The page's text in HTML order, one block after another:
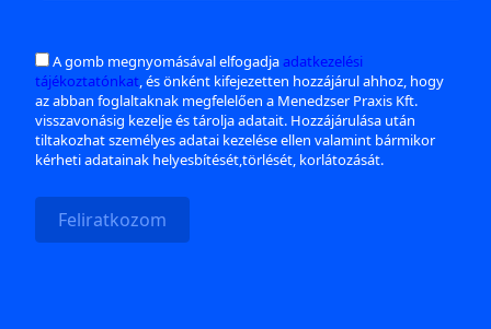
A gomb megnyomásával elfogadjaadatkezelési
tájékoztatónkat, és önként kifejezetten hozzájárul ahhoz, hogy
az abban foglaltaknak megfelelően a Menedzser Praxis Kft.
visszavonásig kezelje és tárolja adatait. Hozzájárulása után
tiltakozhat személyes adatai kezelése ellen valamint bármikor
kérheti adatainak helyesbítését,törlését, korlátozását.
Feliratkozom